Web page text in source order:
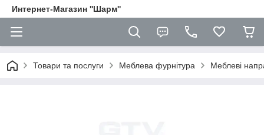
Интернет-Магазин ''Шарм''
Товари та послуги Меблева фурнітура Меблеві